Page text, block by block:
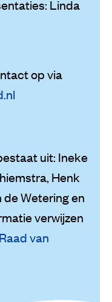
Linda
op via
uit: Ineke
Henk
de Wetering en
verwijzen
van